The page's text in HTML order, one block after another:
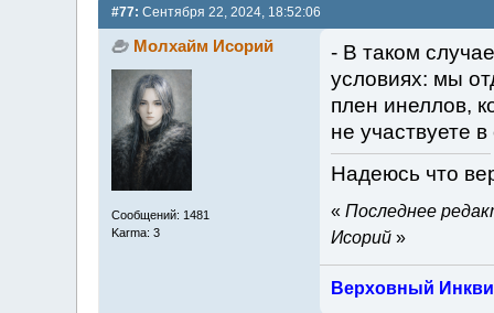
#77: Сентября 22, 2024, 18:52:06
Молхайм Исорий
Сообщений: 1481
Karma: 3
- В таком
условиях: мы
плен инеллов,
не участвуете
Надеюсь что
« Последнее
Исорий»
Верховный